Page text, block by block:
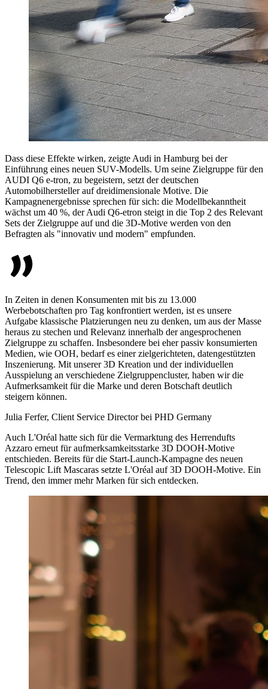
Dass diese Effekte wirken, zeigte Audi in Hamburg bei der
Einführung eines neuen SUV-Modells. Um seine Zielgruppe für den
AUDI Q6 e-tron, zu begeistern, setzt der deutschen
Automobilhersteller auf dreidimensionale Motive. Die
Kampagnenergebnisse sprechen für sich: die Modellbekanntheit
wächst um 40 %, der Audi Q6-etron steigt in die Top 2 des Relevant
Sets der Zielgruppe auf und die 3D-Motive werden von den
Befragten als "innovativ und modern" empfunden.
In Zeiten in denen Konsumenten mit bis zu 13.000
Werbebotschaften pro Tag konfrontiert werden, ist es unsere
Aufgabe klassische Platzierungen neu zu denken, um aus der Masse
heraus zu stechen und Relevanz innerhalb der angesprochenen
Zielgruppe zu schaffen. Insbesondere bei eher passiv konsumierten
Medien, wie OOH, bedarf es einer zielgerichteten, datengestützten
Inszenierung. Mit unserer 3D Kreation und der individuellen
Ausspielung an verschiedene Zielgruppencluster, haben wir die
Aufmerksamkeit für die Marke und deren Botschaft deutlich
steigern können.
Julia Ferfer, Client Service Director bei PHD Germany
Auch L'Oréal hatte sich für die Vermarktung des Herrendufts
Azzaro erneut für aufmerksamkeitsstarke 3D DOOH-Motive
entschieden. Bereits für die Start-Launch-Kampagne des neuen
Telescopic Lift Mascaras setzte L'Oréal auf 3D DOOH-Motive. Ein
Trend, den immer mehr Marken für sich entdecken.